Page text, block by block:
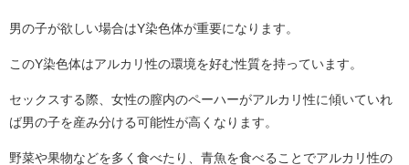
男の子が欲しい場合はY染色体が重要になります。
このY染色体はアルカリ性の環境を好む性質を持っています。
セックスする際、女性の膣内のペーハーがアルカリ性に傾いていれ
ば男の子を産み分ける可能性が高くなります。
野菜や果物などを多く食べたり、青魚を食べることでアルカリ性の